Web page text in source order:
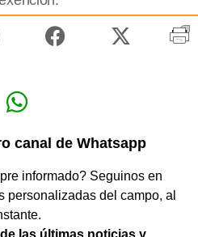
canal de Whatsapp
informado? Seguinos en
personalizadas del campo, al